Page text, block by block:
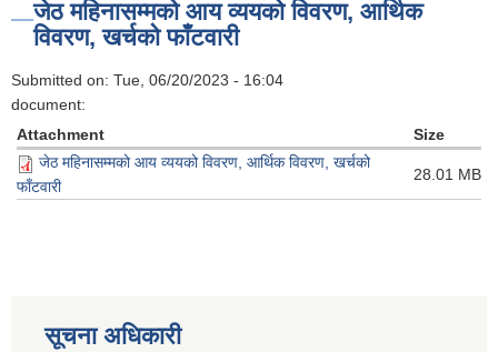
जेठ महिनासम्मको आय व्ययको विवरण, आर्थिक
विवरण, खर्चको फाँटवारी
Submitted on: Tue, 06/20/2023 - 16:04
document:
Attachment
Size
जेठ महिनासम्मको आय व्ययको विवरण, आर्थिक विवरण, खर्चको
फाँटवारी
28.01 MB
सूचना अधिकारी